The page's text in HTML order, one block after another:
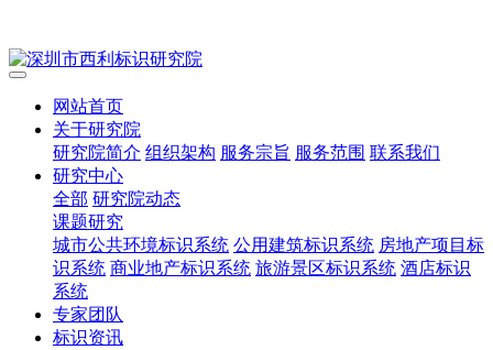
网站首页
关于研究院
研究院简介 组织架构 服务宗旨 服务范围 联系我们
研究中心
全部 研究院动态
课题研究
城市公共环境标识系统 公用建筑标识系统 房地产项目标
识系统 商业地产标识系统 旅游景区标识系统 酒店标识
系统
专家团队
标识资讯